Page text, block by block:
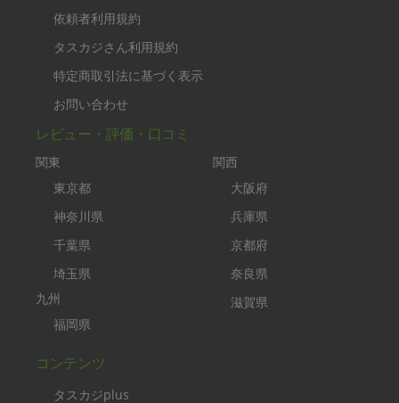
依頼者利用規約
タスカジさん利用規約
特定商取引法に基づく表示
お問い合わせ
レビュー・評価・口コミ
関東
東京都
神奈川県
千葉県
埼玉県
九州
福岡県
関西
大阪府
兵庫県
京都府
奈良県
滋賀県
コンテンツ
タスカジplus